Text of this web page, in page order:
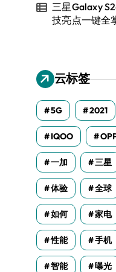
三星Galaxy
技亮点一键全
云标签
5G 2021
IQOO
一加 三星
体验 全球
如何 家电
性能 手机
智能 曝光